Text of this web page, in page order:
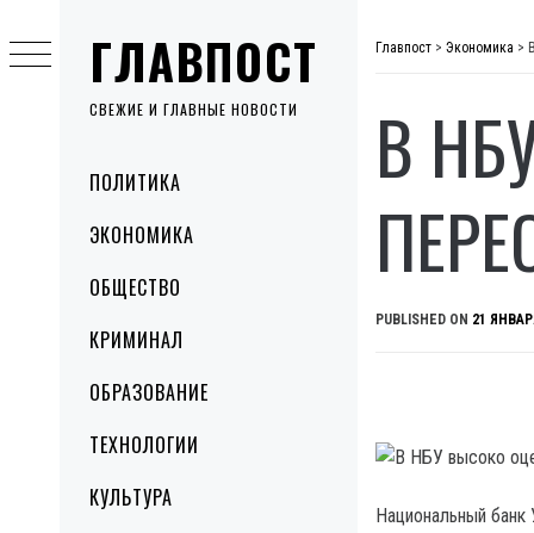
ГЛАВПОСТ
СВЕЖИЕ И ГЛАВНЫЕ НОВОСТИ
MenuПОЛИТИКА
ЭКОНОМИКА
ОБЩЕСТВО
КРИМИНАЛ
ОБРАЗОВАНИЕ
ТЕХНОЛОГИИ
КУЛЬТУРА
to
content
Главпост > Экономика >
В
PUBLISHED ON 21
Национальный